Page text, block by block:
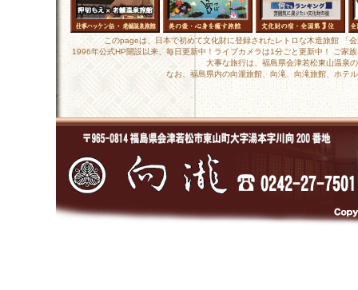
このpageは、日本で初めて文化財に登録されたレトロな木造旅館
1996年公式HP開設以来、毎日更新中！ライブカメラは1分ごと更新中！ ご家
大事な旅行は、福島県会津若松東山温泉
なお、福島県内の向瀧旅館、向滝、向滝旅館、ホテ